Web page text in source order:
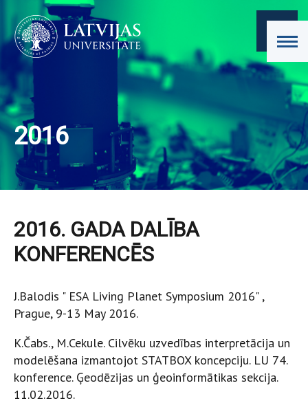
2016
2016. GADA DALĪBA
KONFERENCĒS
J.Balodis " ESA Living Planet Symposium 2016" ,
Prague, 9-13 May 2016.
K.Čabs., M.Cekule. Cilvēku uzvedības interpretācija un
modelēšana izmantojot STATBOX koncepciju. LU 74.
konference. Ģeodēzijas un ģeoinformātikas sekcija.
11.02.2016.